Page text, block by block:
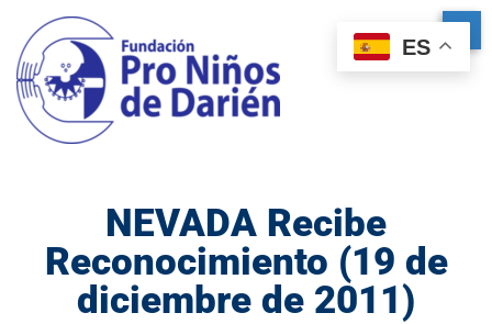
NEVADA Recibe
Reconocimiento (19 de
diciembre de 2011)
ES